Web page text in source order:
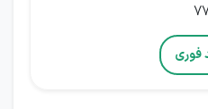
فوری